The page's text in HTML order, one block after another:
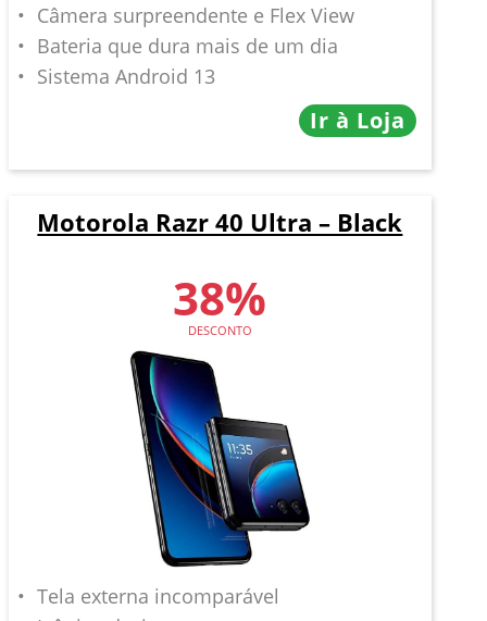
Câmera surpreendente e Flex View
Bateria que dura mais de um dia
Sistema Android 13
Ir à Loja
Motorola Razr 40 Ultra – Black
38%
DESCONTO
Tela externa incomparável